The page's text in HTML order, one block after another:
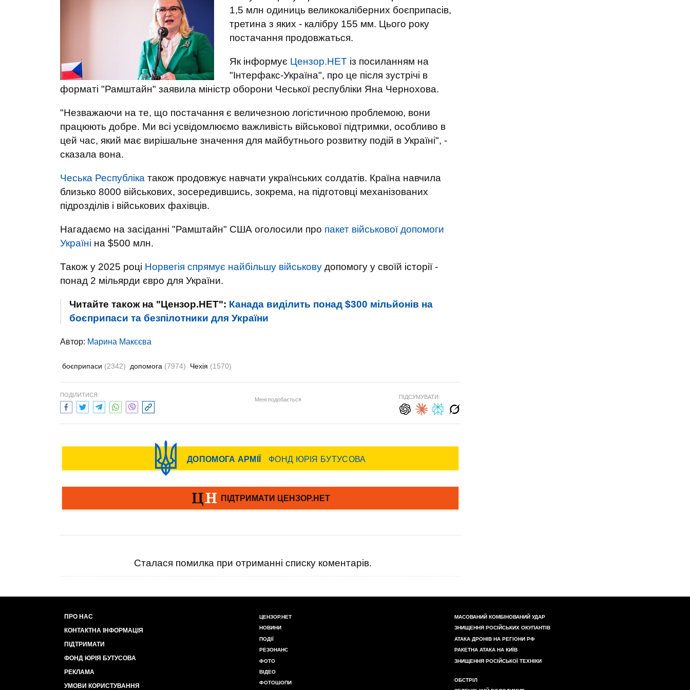
1,5 млн одиниць великокаліберних боєприпасів,
третина з яких - калібру 155 мм. Цього року
постачання продовжаться.
Як інформує Цензор.НЕТ із посиланням на
"Інтерфакс-Україна", про це після зустрічі в
форматі "Рамштайн" заявила міністр оборони Чеської республіки Яна Чернохова.
"Незважаючи на те, що постачання є величезною логістичною проблемою, вони
працюють добре. Ми всі усвідомлюємо важливість військової підтримки, особливо в
цей час, який має вирішальне значення для майбутнього розвитку подій в Україні", -
сказала вона.
Чеська Республіка також продовжує навчати українських солдатів. Країна навчила
близько 8000 військових, зосередившись, зокрема, на підготовці механізованих
підрозділів і військових фахівців.
Нагадаємо на засіданні "Рамштайн" США оголосили про пакет військової допомоги
Україні на $500 млн.
Також у 2025 році Норвегія спрямує найбільшу військову допомогу у своїй історії -
понад 2 мільярди євро для України.
Читайте також на "Цензор.НЕТ": Канада виділить понад $300 мільйонів на
боєприпаси та безпілотники для України
Автор: Марина Макєєва
боєприпаси (2342) допомога (7974) Чехія (1570)
ПОДІЛИТИСЯ:
Мені подобається ПІДСУМУВАТИ:
Сталася помилка при отриманні списку коментарів.
ПРО НАС
КОНТАКТНА ІНФОРМАЦІЯ
ПІДТРИМАТИ
ФОНД ЮРІЯ БУТУСОВА
РЕКЛАМА
УМОВИ КОРИСТУВАННЯ
ЦЕНЗОР.НЕТ
НОВИНИ
ПОДІЇ
РЕЗОНАНС
ФОТО
ВІДЕО
ФОТОШОПИ
МАСОВАНИЙ КОМБІНОВАНИЙ УДАР
ЗНИЩЕННЯ РОСІЙСЬКИХ ОКУПАНТІВ
АТАКА ДРОНІВ НА РЕГІОНИ РФ
РАКЕТНА АТАКА НА КИЇВ
ЗНИЩЕННЯ РОСІЙСЬКОЇ ТЕХНІКИ
ОБСТРІЛ